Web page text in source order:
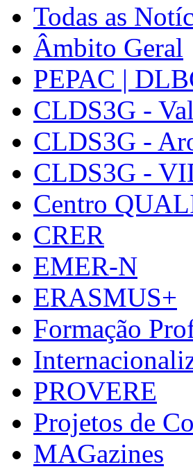
Todas as
Âmbito Geral
PEPAC |
CLDS3G -
CLDS3G -
CLDS3G -
Centro
CRER
EMER-N
ERASMUS+
Formação
PROVERE
Projetos de
MAGazines